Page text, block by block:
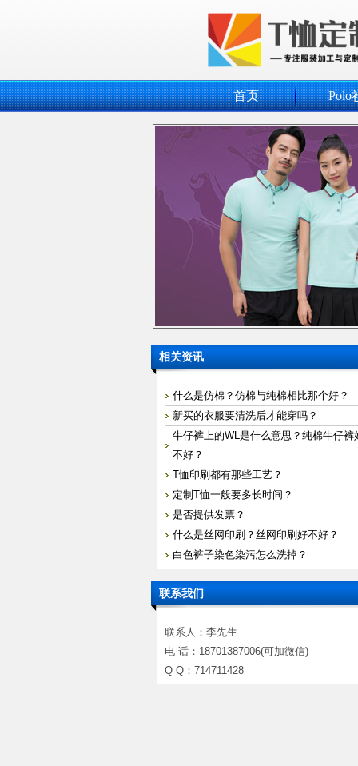
首页 Polo
相关资讯
什么是仿棉？仿棉与纯棉相比那个好？
新买的衣服要清洗后才能穿吗？
牛仔裤上的WL是什么意思？纯棉牛仔裤
不好？
T恤印刷都有那些工艺？
定制T恤一般要多长时间？
是否提供发票？
什么是丝网印刷？丝网印刷好不好？
白色裤子染色染污怎么洗掉？
联系我们
联系人：李先生
电 话：18701387006(可加微信)
Q Q：714711428